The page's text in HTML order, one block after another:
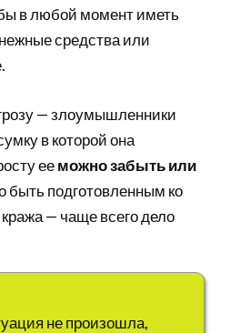
в любой момент иметь
средства или
— злоумышленники
в которой она
ееможно забыть или
быть подготовленным ко
— чаще всего дело
не произошла,